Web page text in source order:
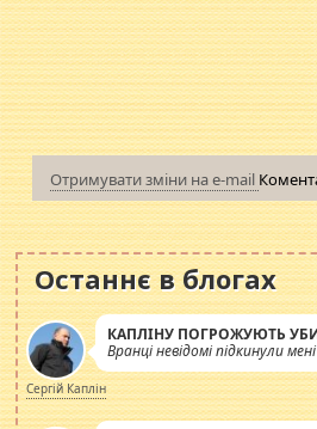
Отримувати зміни на e-mail
Останнє в блогах
КАПЛІНУ ПОГРОЖУЮТЬ
Вранці невідомі підкинули
Сергій Каплін